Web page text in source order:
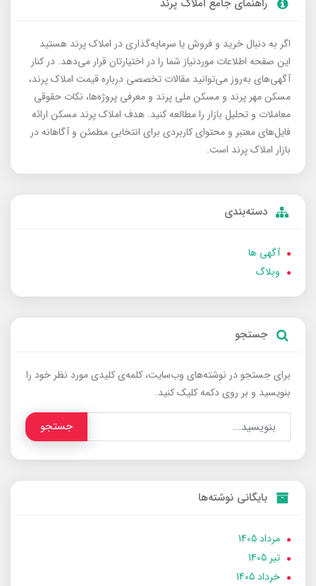
راهنمای جامع املاک پرند
اگر به دنبال خرید و فروش یا سرمایه‌گذاری در املاک پرند هستید
این صفحه اطلاعات موردنیاز شما را در اختیارتان قرار می‌دهد. در کنار
آگهی‌های به‌روز می‌توانید مقالات تخصصی درباره قیمت املاک پرند،
مسکن مهر پرند و مسکن ملی پرند و معرفی پروژه‌ها، نکات حقوقی
معاملات و تحلیل بازار را مطالعه کنید. هدف املاک پرند مسکن ارائه
فایل‌های معتبر و محتوای کاربردی برای انتخابی مطمئن و آگاهانه در
بازار املاک پرند است.
دسته‌بندی
آگهی ها
وبلاگ
جستجو
برای جستجو در نوشته‌های وب‌سایت، کلمه‌ی کلیدی مورد نظر خود را
بنویسید و بر روی دکمه کلیک کنید.
جستجو
بایگانی نوشته‌ها
مرداد 1405
تير 1405
خرداد 1405